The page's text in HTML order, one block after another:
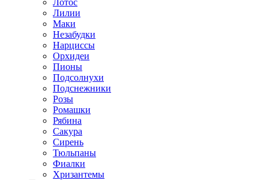
Лотос
Лилии
Маки
Незабудки
Нарциссы
Орхидеи
Пионы
Подсолнухи
Подснежники
Розы
Ромашки
Рябина
Сакура
Сирень
Тюльпаны
Фиалки
Хризантемы